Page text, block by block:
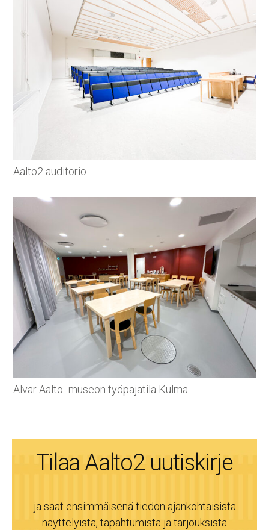
Aalto2 auditorio
Alvar Aalto -museon työpajatila Kulma
Tilaa Aalto2 uutiskirje
ja saat ensimmäisenä tiedon ajankohtaisista
näyttelyistä, tapahtumista ja tarjouksista